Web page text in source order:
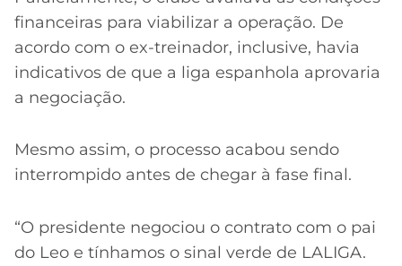
financeiras para viabilizar a operação. De
acordo com o ex-treinador, inclusive, havia
indicativos de que a liga espanhola aprovaria
a negociação.
Mesmo assim, o processo acabou sendo
interrompido antes de chegar à fase final.
“O presidente negociou o contrato com o pai
do Leo e tínhamos o sinal verde de LALIGA.